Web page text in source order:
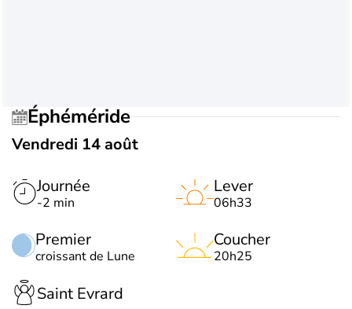
Éphéméride
Vendredi 14 août
Journée
-2 min
Premier
croissant de Lune
Lever
06h33
Coucher
20h25
Saint Evrard